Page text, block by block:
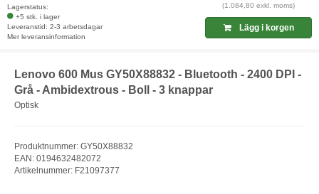
Lagerstatus:
+5 stk. i lager
Leveranstid: 2-3 arbetsdagar
Mer leveransinformation
(1.084,80 exkl. moms)
Lägg i korgen
Lenovo 600 Mus GY50X88832 - Bluetooth - 2400 DPI -
Grå - Ambidextrous - Boll - 3 knappar
Optisk
Produktnummer: GY50X88832
EAN: 0194632482072
Artikelnummer: F21097377